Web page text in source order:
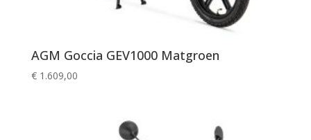
AGM Goccia GEV1000 Matgroen
€1.609,00